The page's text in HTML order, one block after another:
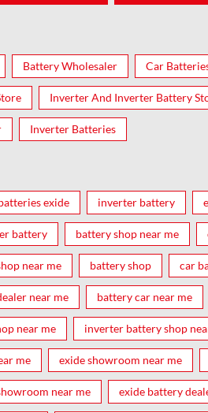
Battery Wholesaler Car
Inverter And Inverter Battery
Inverter Batteries
exide inverter battery
battery battery shop near me
near me battery shop car
near me battery car near me
near me inverter battery shop
me exide showroom near me
near me exide battery